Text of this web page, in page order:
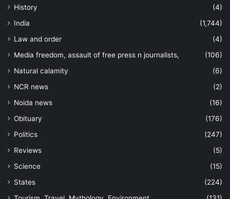
History
(4)
India
(1,744)
Law and order
(4)
Media freedom, assault of free press n journalists,
(106)
Natural calamity
(6)
NCR news
(2)
Noida news
(16)
Obituary
(176)
Politics
(247)
Reviews
(5)
Science
(15)
States
(224)